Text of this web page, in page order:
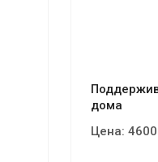
дома
Цена: